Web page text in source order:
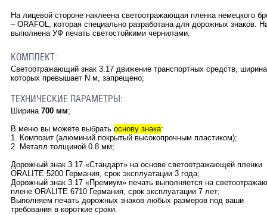
На лицевой стороне наклеена светоотражающая пленка немецкого
– ORAFOL, которая специально разработана для дорожных знаков.
выполнена УФ печать светостойкими чернилами.
КОМПЛЕКТ:
Светоотражающий знак 3.17 движение транспортных средств, ширина
которых превышает N м, запрещено;
ТЕХНИЧЕСКИЕ ПАРАМЕТРЫ:
Ширина 700 мм;
В меню вы можете выбрать основу знака:
1. Композит (алюминий покрытый высокопрочным пластиком);
2. Металл толщиной 0.8 мм;
Дорожный знак 3.17 «Стандарт» на основе светоотражающей пленки
ORALITE 5200 Германия, срок эксплуатации 3 года;
Дорожный знак 3.17 «Премиум» печать выполняется на
плене ORALITE 6710 Германия, срок эксплуатации 7 лет;
Выполняем печать дорожных знаков любых размеров под ваши
требования в короткие сроки.